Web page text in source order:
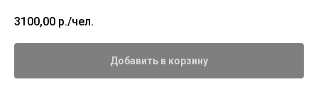
3100,00 р./чел.
Добавить в корзину